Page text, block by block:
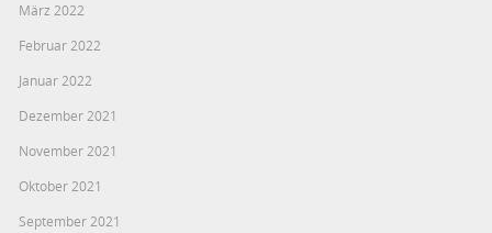
März 2022
Februar 2022
Januar 2022
Dezember 2021
November 2021
Oktober 2021
September 2021